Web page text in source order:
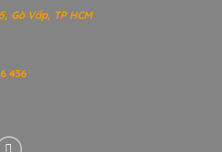
Gò Vấp, TP HCM
436